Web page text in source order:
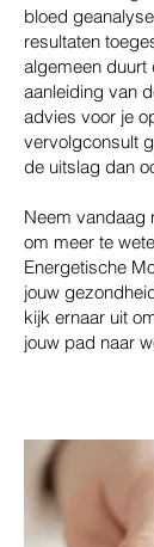
bloed
resultaten
algemeen duurt
aanleiding van
advies voor je
vervolgconsult
de uitslag dan
Neem vandaag
om meer te
Energetische
jouw
kijk ernaar uit
jouw pad naar